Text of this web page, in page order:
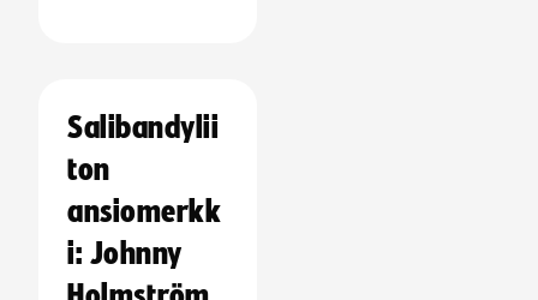
Salibandylii
ton
ansiomerkk
i: Johnny